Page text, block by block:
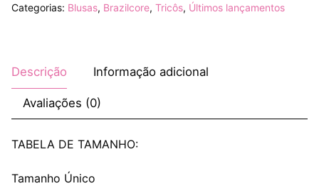
Categorias: Blusas, Brazilcore, Tricôs, Últimos lançamentos
Descrição Informação adicional
Avaliações (0)
TABELA DE TAMANHO:
Tamanho Único